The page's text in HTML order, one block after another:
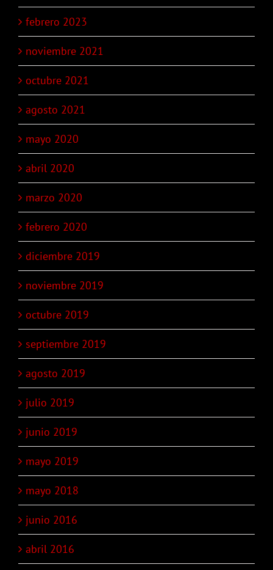
febrero 2023
noviembre 2021
octubre 2021
agosto 2021
mayo 2020
abril 2020
marzo 2020
febrero 2020
diciembre 2019
noviembre 2019
octubre 2019
septiembre 2019
agosto 2019
julio 2019
junio 2019
mayo 2019
mayo 2018
junio 2016
abril 2016